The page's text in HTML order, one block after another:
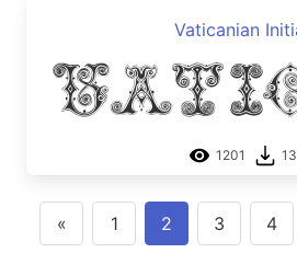
Vaticanian
1201
« 1 2 3 4